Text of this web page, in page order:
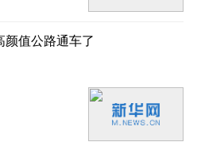
值公路通车了